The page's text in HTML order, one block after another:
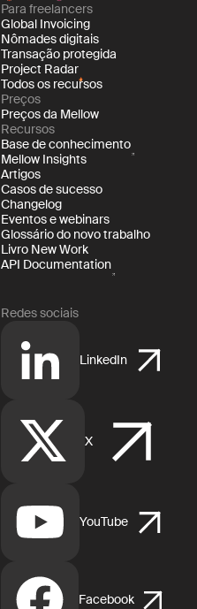
Para freelancers
Global Invoicing
Nômades digitais
Transação protegida
Project Radar
Todos os recursos
Preços
Preços da Mellow
Recursos
Base de conhecimento
Mellow Insights
Artigos
Casos de sucesso
Changelog
Eventos e webinars
Glossário do novo trabalho
Livro New Work
API Documentation
Redes sociais
LinkedIn
X
YouTube
Facebook